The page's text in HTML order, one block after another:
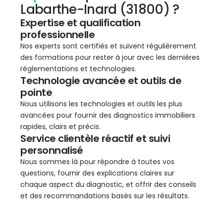
Labarthe-Inard (31800) ?
Expertise et qualification
professionnelle
Nos experts sont certifiés et suivent régulièrement
des formations pour rester à jour avec les dernières
réglementations et technologies.
Technologie avancée et outils de
pointe
Nous utilisons les technologies et outils les plus
avancées pour fournir des diagnostics immobiliers
rapides, clairs et précis.
Service clientèle réactif et suivi
personnalisé
Nous sommes là pour répondre à toutes vos
questions, fournir des explications claires sur
chaque aspect du diagnostic, et offrir des conseils
et des recommandations basés sur les résultats.